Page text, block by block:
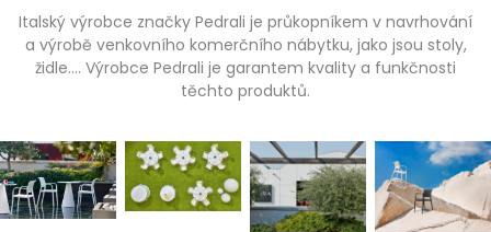
Italský výrobce značky Pedrali je průkopníkem v navrhování
a výrobě venkovního komerčního nábytku, jako jsou stoly,
židle…. Výrobce Pedrali je garantem kvality a funkčnosti
těchto produktů.